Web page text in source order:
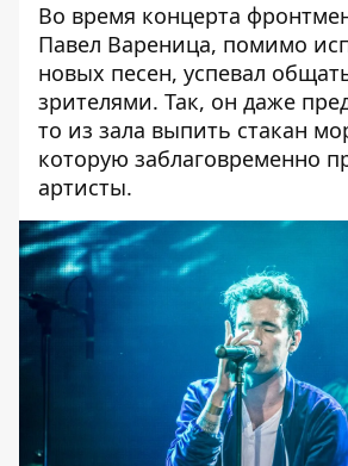
Во время концерта
Павел Вареница, помимо
новых песен, успевал
зрителями. Так, он даже
то из зала выпить стакан
которую заблаговременно
артисты.